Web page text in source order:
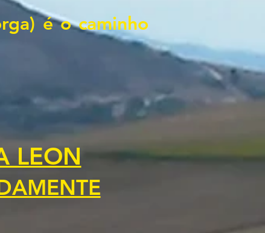
é o caminho
LEON